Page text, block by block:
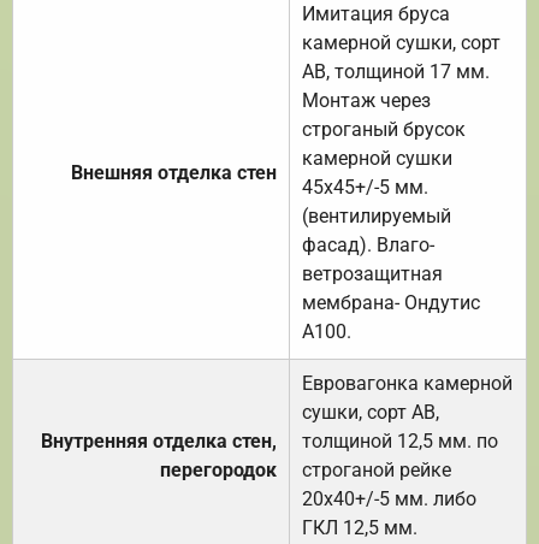
Внешняя отделка стен
Имитация бруса
камерной сушки, сорт
АВ, толщиной 17 мм.
Монтаж через
строганый брусок
камерной сушки
45х45+/-5 мм.
(вентилируемый
фасад). Влаго-
ветрозащитная
мембрана- Ондутис
А100.
Внутренняя отделка стен,
перегородок
Евровагонка камерной
сушки, сорт АВ,
толщиной 12,5 мм. по
строганой рейке
20х40+/-5 мм. либо
ГКЛ 12,5 мм.